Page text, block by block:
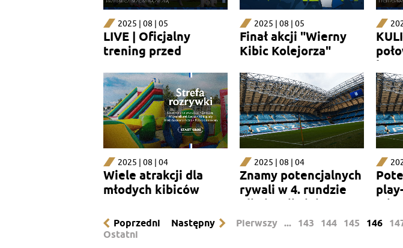
2025 | 08 | 05
LIVE | Oficjalny
trening przed
zvezdą
2025 | 08 | 05
Finał akcji "Wierny
Kibic Kolejorza"
2:1
2025 | 08 | 04
Wiele atrakcji dla
młodych kibiców
2025 | 08 | 04
Znamy potencjalnych
rywali w 4. rundzie
eliminacji Ligi Europy
Poprzedni Następny Pierwszy ... 143 144 145 146
Ostatni